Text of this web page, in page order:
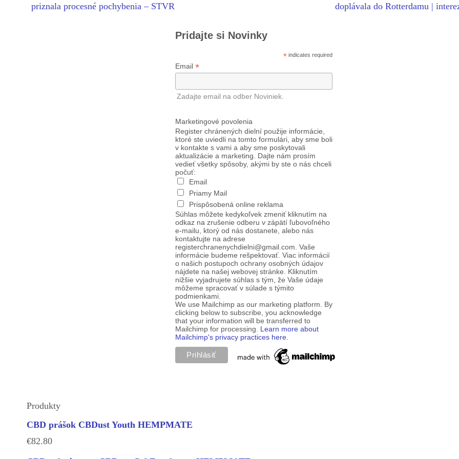
priznala procesné pochybenia – STVR doplávala do Rotterdamu |
Pridajte si Novinky
* indicates required
Email *
Zadajte email na odber Noviniek.
Marketingové povolenia
Register chránených dielní použije informácie,
ktoré ste uviedli na tomto formulári, aby sme boli
v kontakte s vami a aby sme poskytovali
aktualizácie a marketing. Dajte nám prosím
vedieť všetky spôsoby, akými by ste o nás chceli
počuť:
Email
Priamy Mail
Prispôsobená online reklama
Súhlas môžete kedykoľvek zmeniť kliknutím na
odkaz na zrušenie odberu v zápätí ľubovoľného
e-mailu, ktorý od nás dostanete, alebo nás
kontaktujte na adrese
registerchranenychdielni@gmail.com. Vaše
informácie budeme rešpektovať. Viac informácií
o našich postupoch ochrany osobných údajov
nájdete na našej webovej stránke. Kliknutím
nižšie vyjadrujete súhlas s tým, že Vaše údaje
môžeme spracovať v súlade s týmito
podmienkami.
We use Mailchimp as our marketing platform. By
clicking below to subscribe, you acknowledge
that your information will be transferred to
Mailchimp for processing. Learn more about
Mailchimp's privacy practices here.
Produkty
CBD prášok CBDust Youth HEMPMATE
€82.80